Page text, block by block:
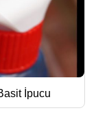
İpucu